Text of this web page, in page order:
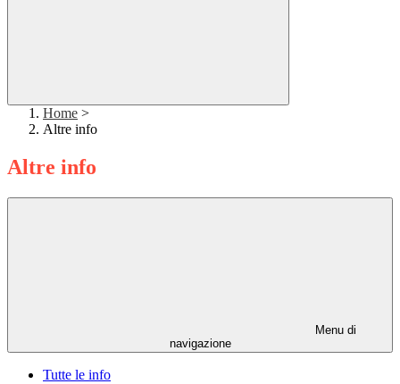
Home >
Altre info
Altre info
Menu di
navigazione
Tutte le info